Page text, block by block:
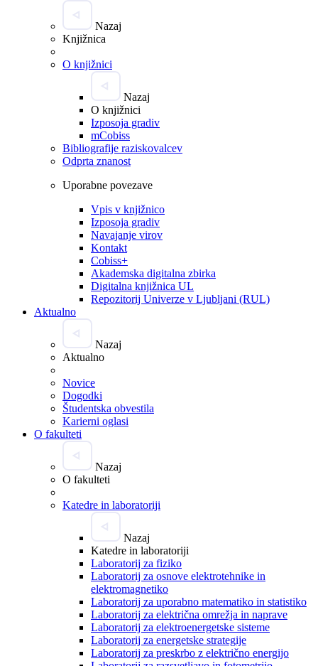
Nazaj
Knjižnica
O knjižnici
Nazaj
O knjižnici
Izposoja gradiv
mCobiss
Bibliografije raziskovalcev
Odprta znanost
Uporabne povezave
Vpis v knjižnico
Izposoja gradiv
Navajanje virov
Kontakt
Cobiss+
Akademska digitalna zbirka
Digitalna knjižnica UL
Repozitorij Univerze v Ljubljani (RUL)
Aktualno
Nazaj
Aktualno
Novice
Dogodki
Študentska obvestila
Karierni oglasi
O fakulteti
Nazaj
O fakulteti
Katedre in laboratoriji
Nazaj
Katedre in laboratoriji
Laboratorij za fiziko
Laboratorij za osnove elektrotehnike in
elektromagnetiko
Laboratorij za uporabno matematiko in statistiko
Laboratorij za električna omrežja in naprave
Laboratorij za elektroenergetske sisteme
Laboratorij za energetske strategije
Laboratorij za preskrbo z električno energijo